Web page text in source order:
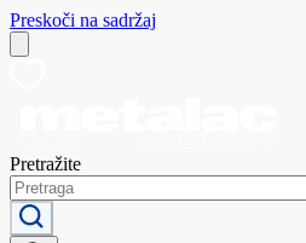
Preskoči na sadržaj
Pretražite